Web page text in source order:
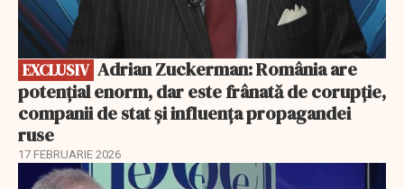
EXCLUSIV
potențial enorm, dar este frânată de corupție,
companii de stat și influența propagandei
ruse
17 FEBRUARIE 2026
EXCLUSIV